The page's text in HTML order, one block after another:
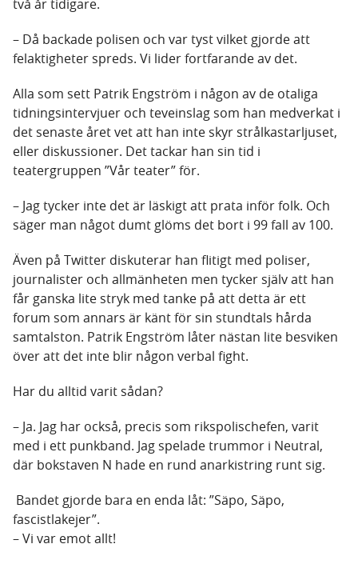
två år tidigare.
– Då backade polisen och var tyst vilket gjorde att
felaktigheter spreds. Vi lider fortfarande av det.
Alla som sett Patrik Engström i någon av de otaliga
tidningsintervjuer och teveinslag som han medverkat i
det senaste året vet att han inte skyr strålkastarljuset,
eller diskussioner. Det tackar han sin tid i
teatergruppen ”Vår teater” för.
– Jag tycker inte det är läskigt att prata inför folk. Och
säger man något dumt glöms det bort i 99 fall av 100.
Även på Twitter diskuterar han flitigt med poliser,
journalister och allmänheten men tycker själv att han
får ganska lite stryk med tanke på att detta är ett
forum som annars är känt för sin stundtals hårda
samtalston. Patrik Engström låter nästan lite besviken
över att det inte blir någon verbal fight.
Har du alltid varit sådan?
– Ja. Jag har också, precis som rikspolischefen, varit
med i ett punkband. Jag spelade trummor i Neutral,
där bokstaven N hade en rund anarkistring runt sig.
Bandet gjorde bara en enda låt: ”Säpo, Säpo,
fascistlakejer”.
– Vi var emot allt!